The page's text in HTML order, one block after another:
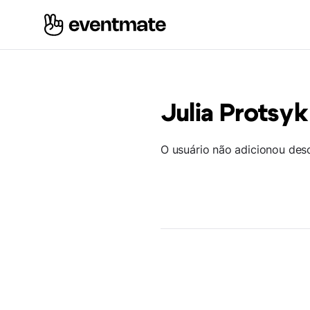
Julia Protsyk
O usuário não adicionou